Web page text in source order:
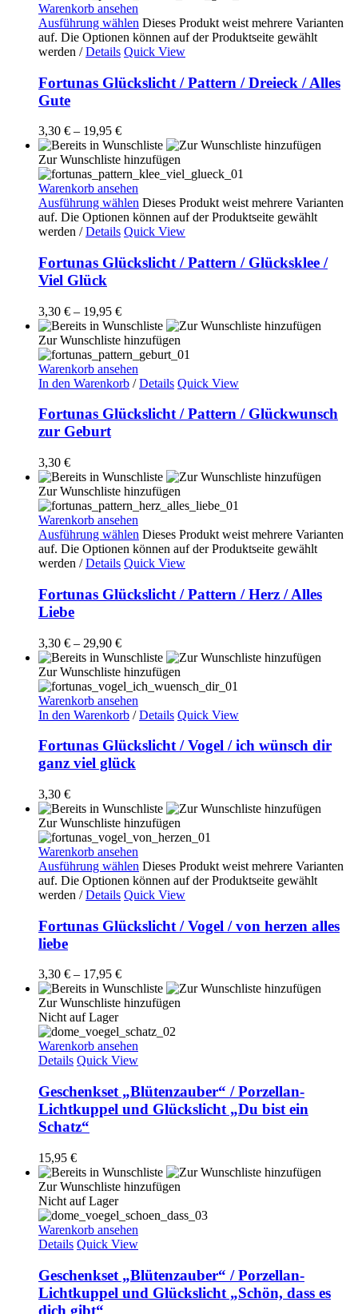
Warenkorb ansehen
Ausführung wählen Dieses Produkt weist mehrere Varianten
auf. Die Optionen können auf der Produktseite gewählt
werden / Details Quick View
Fortunas Glückslicht / Pattern / Dreieck / Alles
Gute
3,30 € – 19,95 €
Zur Wunschliste hinzufügen
Warenkorb ansehen
Ausführung wählen Dieses Produkt weist mehrere Varianten
auf. Die Optionen können auf der Produktseite gewählt
werden / Details Quick View
Fortunas Glückslicht / Pattern / Glücksklee /
Viel Glück
3,30 € – 19,95 €
Zur Wunschliste hinzufügen
Warenkorb ansehen
In den Warenkorb / Details Quick View
Fortunas Glückslicht / Pattern / Glückwunsch
zur Geburt
3,30 €
Zur Wunschliste hinzufügen
Warenkorb ansehen
Ausführung wählen Dieses Produkt weist mehrere Varianten
auf. Die Optionen können auf der Produktseite gewählt
werden / Details Quick View
Fortunas Glückslicht / Pattern / Herz / Alles
Liebe
3,30 € – 29,90 €
Zur Wunschliste hinzufügen
Warenkorb ansehen
In den Warenkorb / Details Quick View
Fortunas Glückslicht / Vogel / ich wünsch dir
ganz viel glück
3,30 €
Zur Wunschliste hinzufügen
Warenkorb ansehen
Ausführung wählen Dieses Produkt weist mehrere Varianten
auf. Die Optionen können auf der Produktseite gewählt
werden / Details Quick View
Fortunas Glückslicht / Vogel / von herzen alles
liebe
3,30 € – 17,95 €
Zur Wunschliste hinzufügen
Nicht auf Lager
Warenkorb ansehen
Details Quick View
Geschenkset „Blütenzauber“ / Porzellan-
Lichtkuppel und Glückslicht „Du bist ein
Schatz“
15,95 €
Zur Wunschliste hinzufügen
Nicht auf Lager
Warenkorb ansehen
Details Quick View
Geschenkset „Blütenzauber“ / Porzellan-
Lichtkuppel und Glückslicht „Schön, dass es
dich gibt“